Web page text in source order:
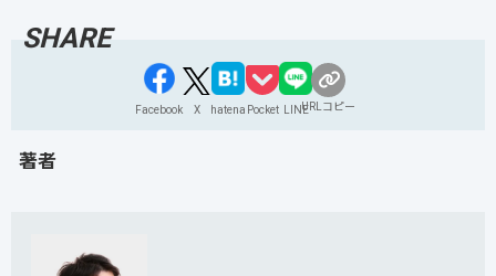
Facebook X hatena Pocket LINEURLコピー
著者